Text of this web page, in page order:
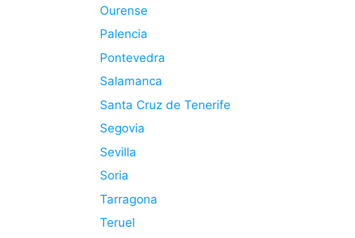
Ourense
Palencia
Pontevedra
Salamanca
Santa Cruz de Tenerife
Segovia
Sevilla
Soria
Tarragona
Teruel